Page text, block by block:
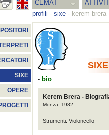
CEMAT
profili - sixe - kerem brera
SIXE
OPERE
PROGETTI
SIXE
- bio
Kerem Brera -
Monza, 1982
Strumenti: Violoncello